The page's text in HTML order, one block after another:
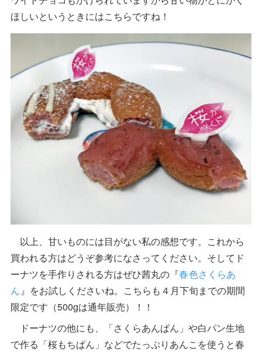
ほしいというときにはこちらですね！
以上、甘いものには目がない私の感想です。これから
買われる方はどうぞ参考になさってください。そしてド
ーナツを手作りされる方はぜひ茜丸の『春色さくらあ
ん』をお試しくださいね。こちらも４月下旬までの期間
限定です（500gは通年販売）！！
ドーナツの他にも、「さくらあんぱん」や白パン生地
で作る「桜もちぱん」などでたっぷりあんこを使うと春